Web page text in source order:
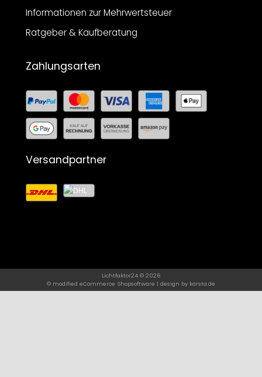
Informationen zur Mehrwertsteuer
Ratgeber & Kaufberatung
Zahlungsarten
Versandpartner
Lichtfaktor24 © 2026
© modified eCommerce Shopsoftware | design by karsta.de